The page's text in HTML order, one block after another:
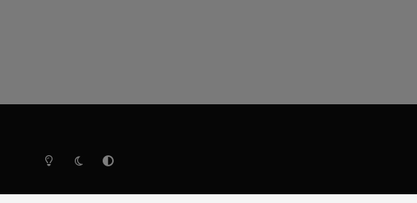
Světlý režimTmavý režimPředvolba systému